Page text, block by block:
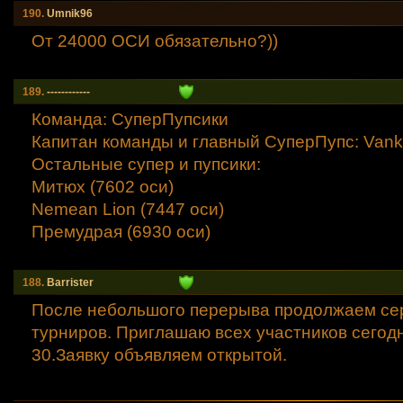
190. Umnik96
От 24000 ОСИ обязательно?))
189. ------------
Команда: СуперПупсики
Капитан команды и главный СуперПупс:
Остальные супер и пупсики:
Митюх (7602 оси)
Nemean Lion (7447 оси)
Премудрая (6930 оси)
188. Barrister
После небольшого перерыва продолжаем
турниров. Приглашаю всех участников
30.Заявку объявляем открытой.